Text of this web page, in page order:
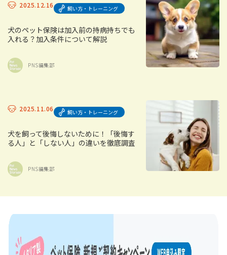
2025.12.16 飼い方・トレーニング
犬のペット保険は加入前の持病持ちでも
入れる？加入条件について解説
PNS編集部
2025.11.06 飼い方・トレーニング
犬を飼って後悔しないために！「後悔す
る人」と「しない人」の違いを徹底調査
PNS編集部